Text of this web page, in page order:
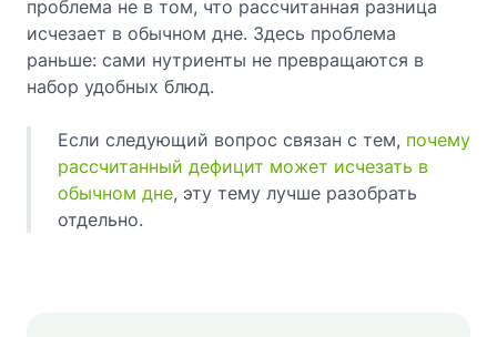
проблема не в том, что рассчитанная разница
исчезает в обычном дне. Здесь проблема
раньше: сами нутриенты не превращаются в
набор удобных блюд.
Если следующий вопрос связан с тем, почему
рассчитанный дефицит может исчезать в
обычном дне, эту тему лучше разобрать
отдельно.